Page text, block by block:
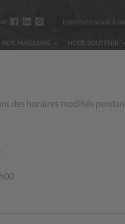
Inscrivez-vous à
NOS MAGASINS NOUS SOUTENIR
des horaires modifiés